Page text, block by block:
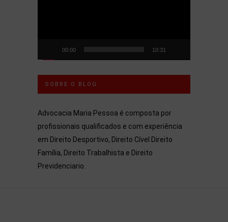
00:00 10:31
SOBRE O BLOG
Advocacia Maria Pessoa é composta por
profissionais qualificados e com experiência
em Direito Desportivo, Direito Cível Direito
Família, Direito Trabalhista e Direito
Previdenciario.